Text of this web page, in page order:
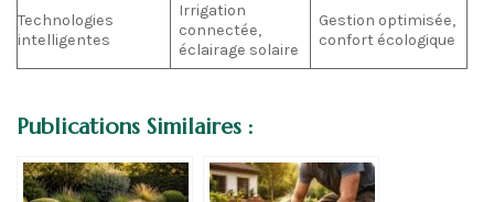
Technologies
intelligentes
Irrigation
connectée,
éclairage solaire
Gestion optimisée,
confort écologique
Publications Similaires :